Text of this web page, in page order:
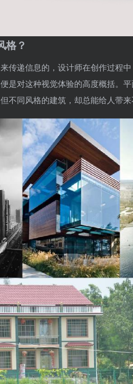
格？
传递信息的，设计师在创作过程
是对这种视觉体验的高度概括。
不同风格的建筑，却总能给人带来